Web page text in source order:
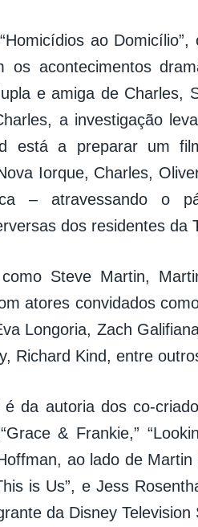
ao
os acontecimentos
e amiga de Charles,
a investigação
está a preparar um
Iorque, Charles,
– atravessando o
dos residentes da
Steve Martin,
atores convidados
Longoria, Zach
Richard Kind, entre
é da autoria dos co-
& Frankie,”
ao lado de
is Us”, e Jess
da Disney Television